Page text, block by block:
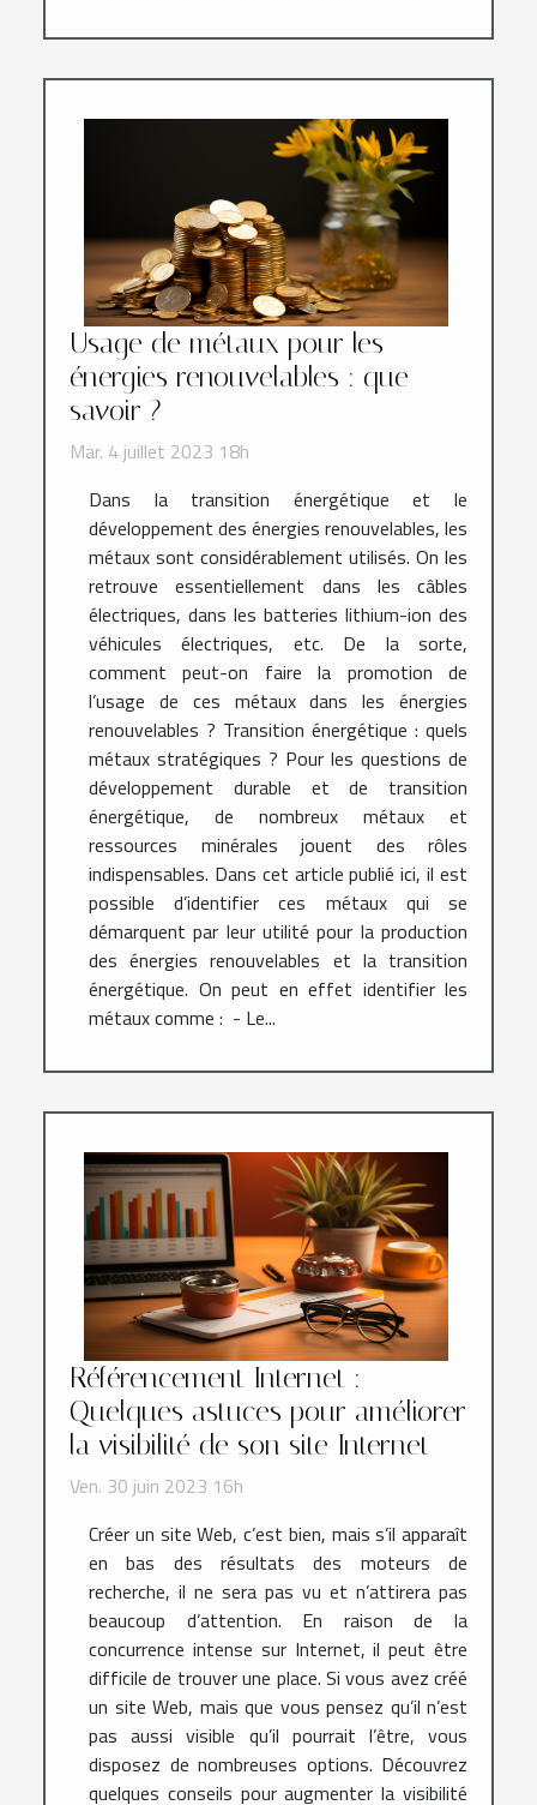
Usage de métaux pour les
énergies renouvelables : que
savoir ?
Mar. 4 juillet 2023 18h
Dans la transition énergétique et le
développement des énergies renouvelables, les
métaux sont considérablement utilisés. On les
retrouve essentiellement dans les câbles
électriques, dans les batteries lithium-ion des
véhicules électriques, etc. De la sorte,
comment peut-on faire la promotion de
l’usage de ces métaux dans les énergies
renouvelables ? Transition énergétique : quels
métaux stratégiques ? Pour les questions de
développement durable et de transition
énergétique, de nombreux métaux et
ressources minérales jouent des rôles
indispensables. Dans cet article publié ici, il est
possible d’identifier ces métaux qui se
démarquent par leur utilité pour la production
des énergies renouvelables et la transition
énergétique. On peut en effet identifier les
métaux comme : - Le...
Référencement Internet :
Quelques astuces pour améliorer
la visibilité de son site Internet
Ven. 30 juin 2023 16h
Créer un site Web, c’est bien, mais s’il apparaît
en bas des résultats des moteurs de
recherche, il ne sera pas vu et n’attirera pas
beaucoup d’attention. En raison de la
concurrence intense sur Internet, il peut être
difficile de trouver une place. Si vous avez créé
un site Web, mais que vous pensez qu’il n’est
pas aussi visible qu’il pourrait l’être, vous
disposez de nombreuses options. Découvrez
quelques conseils pour augmenter la visibilité